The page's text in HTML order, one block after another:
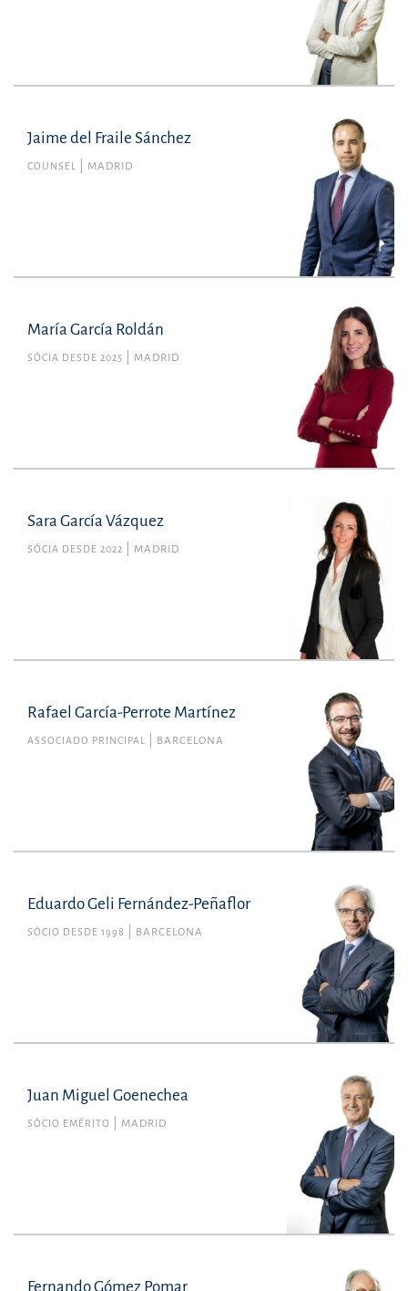
Jaime del Fraile Sánchez
COUNSEL MADRID
María García Roldán
SÓCIA DESDE 2025 MADRID
Sara García Vázquez
SÓCIA DESDE 2022 MADRID
Rafael García-Perrote Martínez
ASSOCIADO PRINCIPAL BARCELONA
Eduardo Geli Fernández-Peñaflor
SÓCIO DESDE 1998 BARCELONA
Juan Miguel Goenechea
SÓCIO EMÉRITO MADRID
Fernando Gómez Pomar